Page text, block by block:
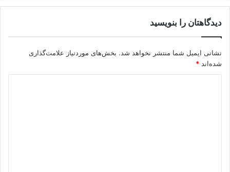
دیدگاهتان را بنویسید
نشانی ایمیل شما منتشر نخواهد شد. بخش‌های موردنیاز علامت‌گذاری
شده‌اند *